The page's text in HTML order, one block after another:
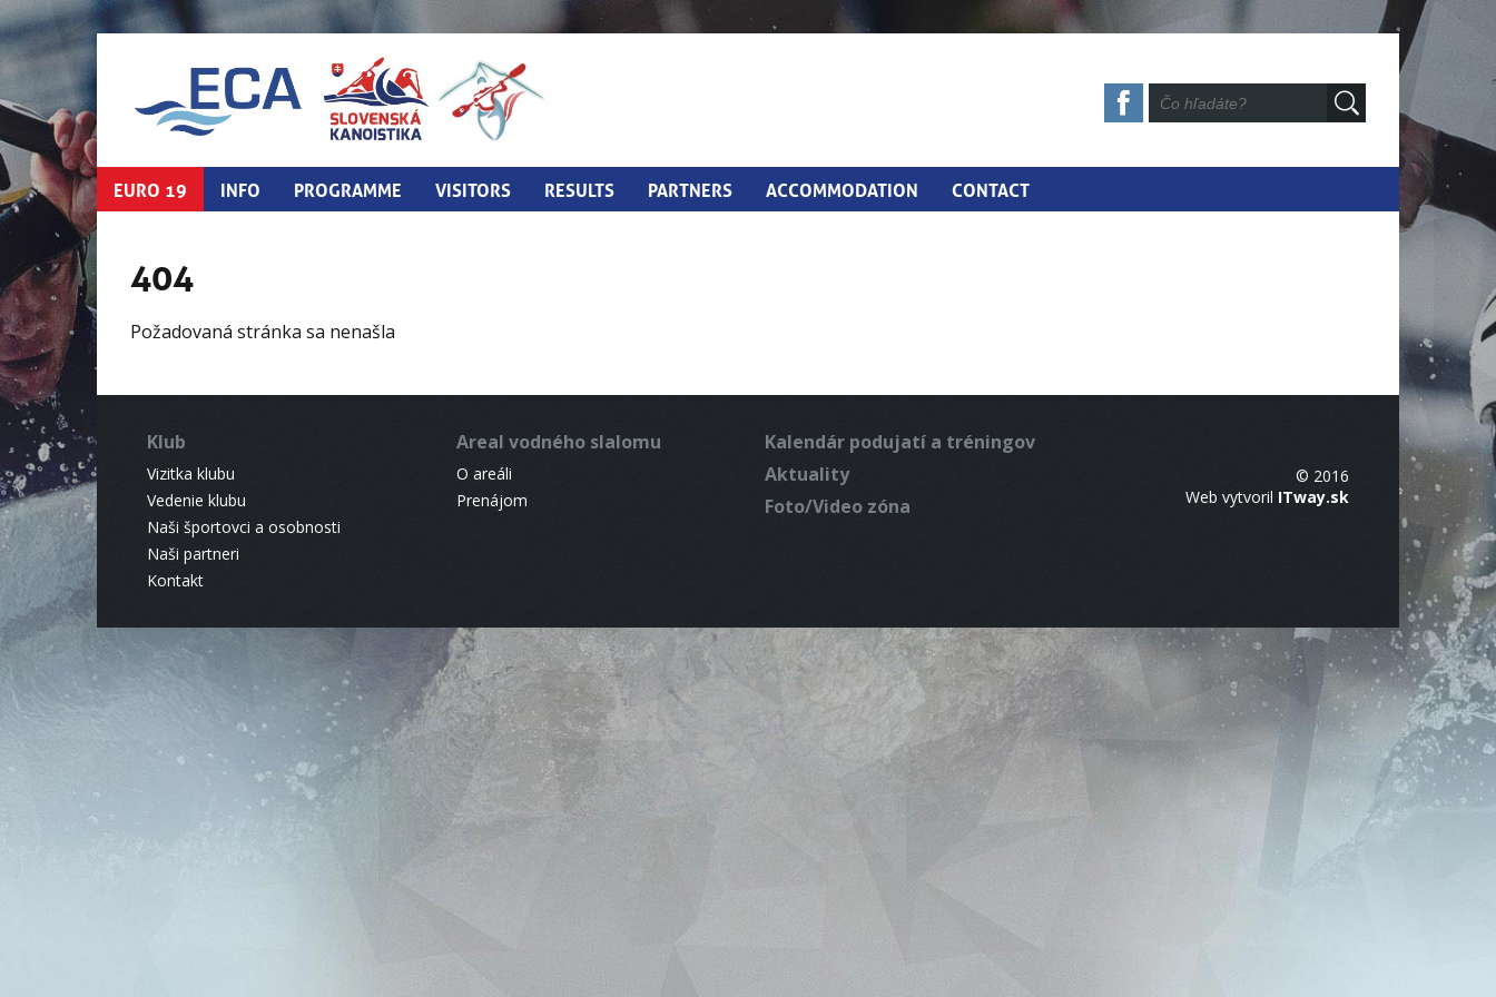
EURO 19 INFO PROGRAMME VISITORS RESULTS PARTNERS ACCOMMODATION CONTACT
404
Požadovaná stránka sa nenašla
Klub
Vizitka klubu
Vedenie klubu
Naši športovci a osobnosti
Naši partneri
Kontakt
Areal vodného slalomu
O areáli
Prenájom
Kalendár podujatí a tréningov
Aktuality
Foto/Video zóna
© 2016
Web vytvoril ITway.sk